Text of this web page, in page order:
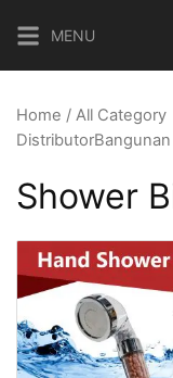
content
MENU
Home / All Category
DistributorBangunan
Shower